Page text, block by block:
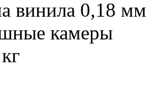
винила 0,18 мм
камеры